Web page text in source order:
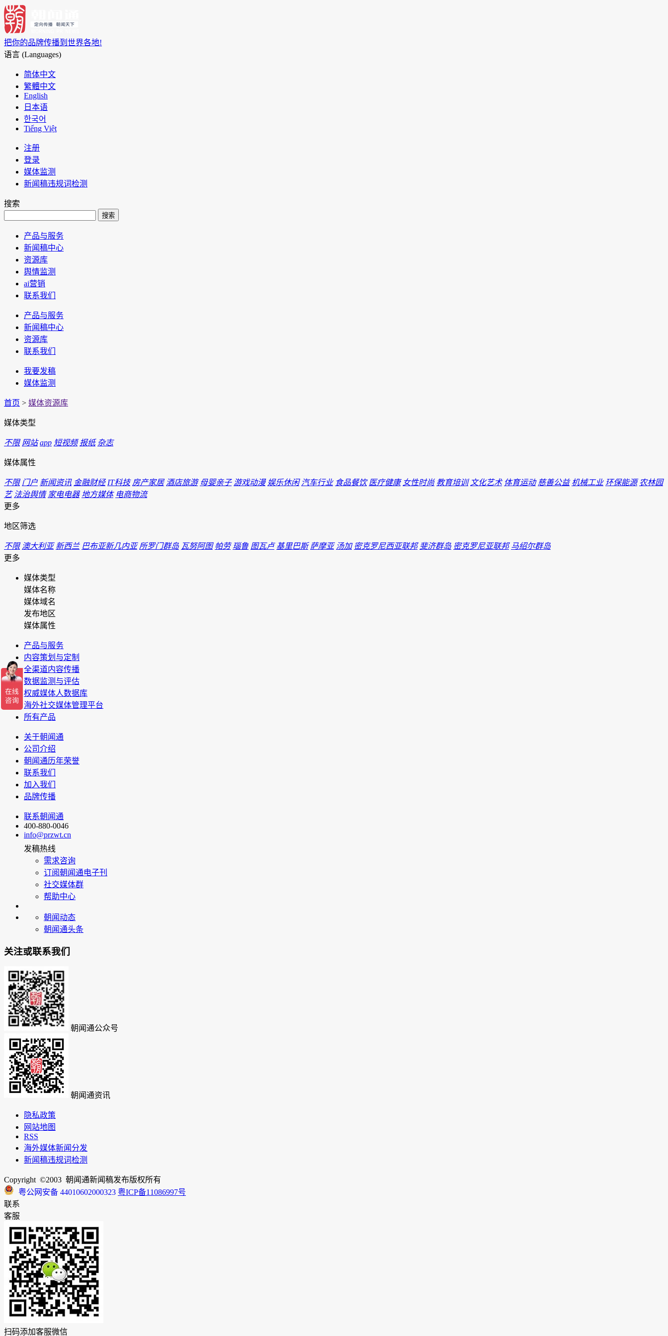
把你的品牌传播到世界各地!
语言 (Languages)
简体中文
繁體中文
English
日本语
한국어
Tiếng Việt
注册
登录
媒体监测
新闻稿违规词检测
搜索
搜索
产品与服务
新闻稿中心
资源库
舆情监测
ai营销
联系我们
产品与服务
新闻稿中心
资源库
联系我们
我要发稿
媒体监测
首页 > 媒体资源库
媒体类型
不限 网站 app 短视频 报纸 杂志
媒体属性
不限 门户 新闻资讯 金融财经 IT科技 房产家居 酒店旅游 母婴亲子 游戏动漫 娱乐休闲 汽车行业 食品餐饮 医疗健康 女性时尚 教育培训 文化艺术 体育运动 慈善公益 机械工业 环保能源 农林园
艺 法治舆情 家电电器 地方媒体 电商物流
更多
地区筛选
不限 澳大利亚 新西兰 巴布亚新几内亚 所罗门群岛 瓦努阿图 帕劳 瑙鲁 图瓦卢 基里巴斯 萨摩亚 汤加 密克罗尼西亚联邦 斐济群岛 密克罗尼亚联邦 马绍尔群岛
更多
媒体类型
媒体名称
媒体域名
发布地区
媒体属性
产品与服务
内容策划与定制
全渠道内容传播
数据监测与评估
权威媒体人数据库
海外社交媒体管理平台
所有产品
关于朝闻通
公司介绍
朝闻通历年荣誉
联系我们
加入我们
品牌传播
联系朝闻通
400-880-0046
info@przwt.cn
发稿热线
需求咨询
订阅朝闻通电子刊
社交媒体群
帮助中心
朝闻动态
朝闻通头条
关注或联系我们
朝闻通公众号
朝闻通资讯
隐私政策
网站地图
RSS
海外媒体新闻分发
新闻稿违规词检测
Copyright ©2003 朝闻通新闻稿发布版权所有
粤公网安备 44010602000323 粤ICP备11086997号
联系
客服
扫码添加客服微信